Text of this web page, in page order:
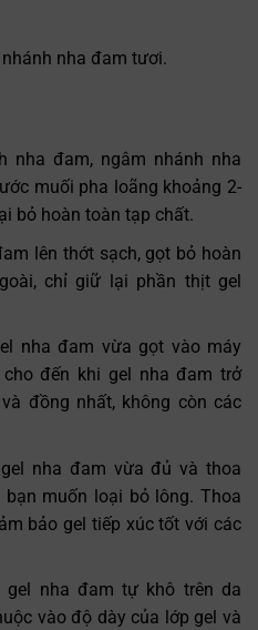
nhánh nha đam tươi.
nha đam, ngâm nhánh nha
muối pha loãng khoảng 2-
bỏ hoàn toàn tạp chất.
lên thớt sạch, gọt bỏ hoàn
chỉ giữ lại phần thịt gel
nha đam vừa gọt vào máy
đến khi gel nha đam trở
đồng nhất, không còn các
nha đam vừa đủ và thoa
muốn loại bỏ lông. Thoa
bảo gel tiếp xúc tốt với các
gel nha đam tự khô trên da
vào độ dày của lớp gel và